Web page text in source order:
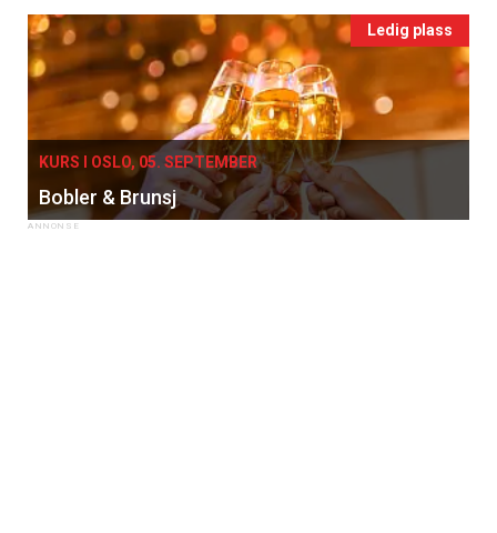
Ledig plass
KURS I OSLO, 05. SEPTEMBER
Bobler & Brunsj